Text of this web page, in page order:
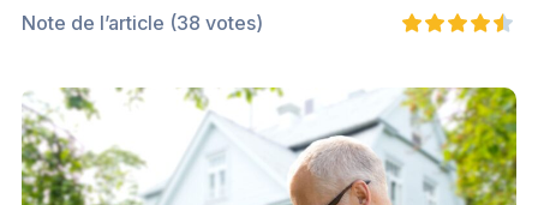
Note de l’article (38 votes)